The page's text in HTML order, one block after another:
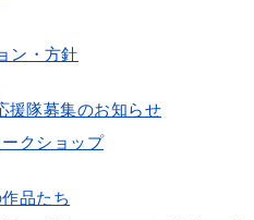
ン・方針
援隊募集のお知らせ
クショップ
品たち